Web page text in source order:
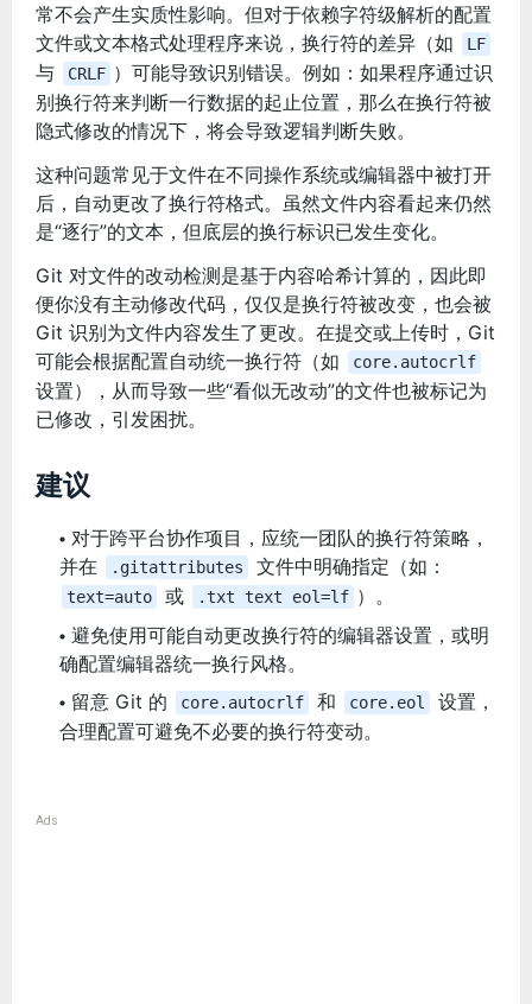
常不会产生实质性影响。但对于依赖字符级解析的配置
文件或文本格式处理程序来说，换行符的差异（如
LF
与 CRLF ）可能导致识别错误。例如：如果程序通过识
别换行符来判断一行数据的起止位置，那么在换行符被
隐式修改的情况下，将会导致逻辑判断失败。
这种问题常见于文件在不同操作系统或编辑器中被打开
后，自动更改了换行符格式。虽然文件内容看起来仍然
是“逐行”的文本，但底层的换行标识已发生变化。
Git 对文件的改动检测是基于内容哈希计算的，因此即
便你没有主动修改代码，仅仅是换行符被改变，也会被
Git 识别为文件内容发生了更改。在提交或上传时，Git
可能会根据配置自动统一换行符（如
core.autocrlf
设置），从而导致一些“看似无改动”的文件也被标记为
已修改，引发困扰。
建议
对于跨平台协作项目，应统一团队的换行符策略，
并在
.gitattributes 文件中明确指定（如：
text=auto 或 .txt text eol=lf ）。
避免使用可能自动更改换行符的编辑器设置，或明
确配置编辑器统一换行风格。
留意 Git 的
core.autocrlf 和 core.eol
设置，
合理配置可避免不必要的换行符变动。
Ads